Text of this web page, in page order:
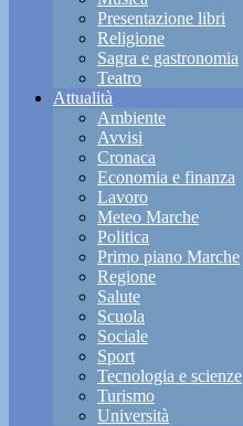
Presentazione libri
Religione
Sagra e gastronomia
Teatro
Attualità
Ambiente
Avvisi
Cronaca
Economia e finanza
Lavoro
Meteo Marche
Politica
Primo piano Marche
Regione
Salute
Scuola
Sociale
Sport
Tecnologia e scienze
Turismo
Università